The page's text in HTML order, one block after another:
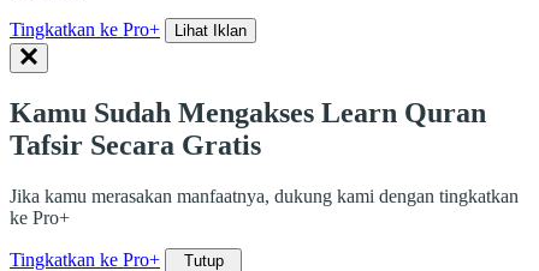
Tingkatkan ke Pro+ Lihat Iklan
Kamu Sudah Mengakses Learn Quran
Tafsir Secara Gratis
Jika kamu merasakan manfaatnya, dukung kami dengan tingkatkan
ke Pro+
Tingkatkan ke Pro+ Tutup